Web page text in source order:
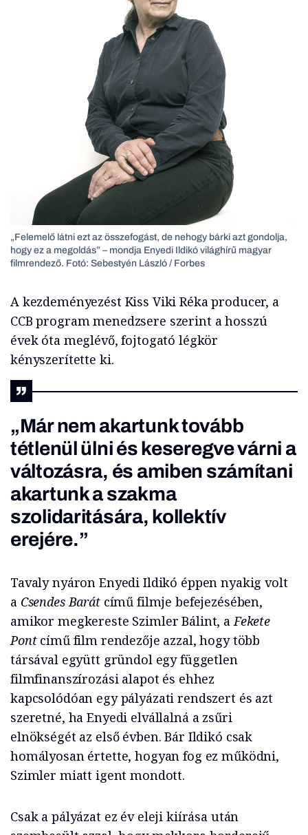
„Felemelő látni ezt az összefogást, de nehogy bárki azt gondolja,
hogy ez a megoldás” – mondja Enyedi Ildikó világhírű magyar
filmrendező. Fotó: Sebestyén László / Forbes
A kezdeményezést Kiss Viki Réka producer, a
CCB program menedzsere szerint a hosszú
évek óta meglévő, fojtogató légkör
kényszerítette ki.
„Már nem akartunk tovább
tétlenül ülni és keseregve várni a
változásra, és amiben számítani
akartunk a szakma
szolidaritására, kollektív
erejére.”
Tavaly nyáron Enyedi Ildikó éppen nyakig volt
a Csendes Barát című filmje befejezésében,
amikor megkereste Szimler Bálint, aFekete
Pont című film rendezője azzal, hogy több
társával együtt gründol egy független
filmfinanszírozási alapot és ehhez
kapcsolódóan egy pályázati rendszert és azt
szeretné, ha Enyedi elvállalná a zsűri
elnökségét az első évben. Bár Ildikó csak
homályosan értette, hogyan fog ez működni,
Szimler miatt igent mondott.
Csak a pályázat ez év eleji kiírása után